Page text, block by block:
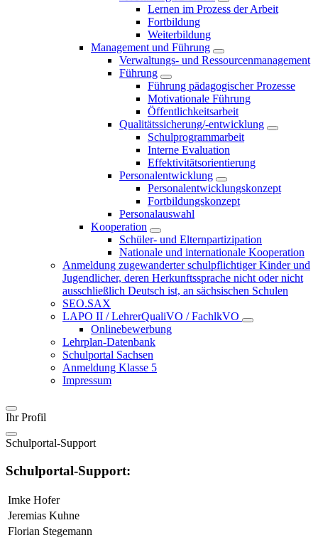
Lernen im Prozess der Arbeit
Fortbildung
Weiterbildung
Management und Führung
Verwaltungs- und Ressourcenmanagement
Führung
Führung pädagogischer Prozesse
Motivationale Führung
Öffentlichkeitsarbeit
Qualitätssicherung/-entwicklung
Schulprogrammarbeit
Interne Evaluation
Effektivitätsorientierung
Personalentwicklung
Personalentwicklungskonzept
Fortbildungskonzept
Personalauswahl
Kooperation
Schüler- und Elternpartizipation
Nationale und internationale Kooperation
Anmeldung zugewanderter schulpflichtiger Kinder und
Jugendlicher, deren Herkunftssprache nicht oder nicht
ausschließlich Deutsch ist, an sächsischen Schulen
SEO.SAX
LAPO II / LehrerQualiVO / FachlkVO
Onlinebewerbung
Lehrplan-Datenbank
Schulportal Sachsen
Anmeldung Klasse 5
Impressum
Ihr Profil
Schulportal-Support
Schulportal-Support:
Imke Hofer
Jeremias Kuhne
Florian Stegemann